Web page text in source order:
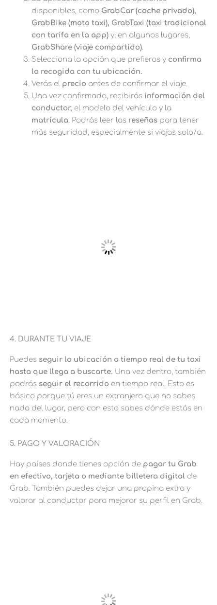
disponibles, como GrabCar (coche privado),
GrabBike (moto taxi), GrabTaxi (taxi tradicional
con tarifa en la app) y, en algunos lugares,
GrabShare (viaje compartido).
Selecciona la opción que prefieras y confirma
la recogida con tu ubicación.
Verás el precio antes de confirmar el viaje.
Una vez confirmado, recibirás información del
conductor, el modelo del vehículo y la
matrícula. Podrás leer las reseñas para tener
más seguridad, especialmente si viajas solo/a.
4. DURANTE TU VIAJE
Puedes seguir la ubicación a tiempo real de tu taxi
hasta que llega a buscarte. Una vez dentro, también
podrás seguir el recorrido en tiempo real. Esto es
básico porque tú eres un extranjero que no sabes
nada del lugar, pero con esto sabes dónde estás en
cada momento.
5. PAGO Y VALORACIÓN
Hay países donde tienes opción de pagar tu Grab
en efectivo, tarjeta o mediante billetera digital de
Grab. También puedes dejar una propina extra y
valorar al conductor para mejorar su perfil en Grab.